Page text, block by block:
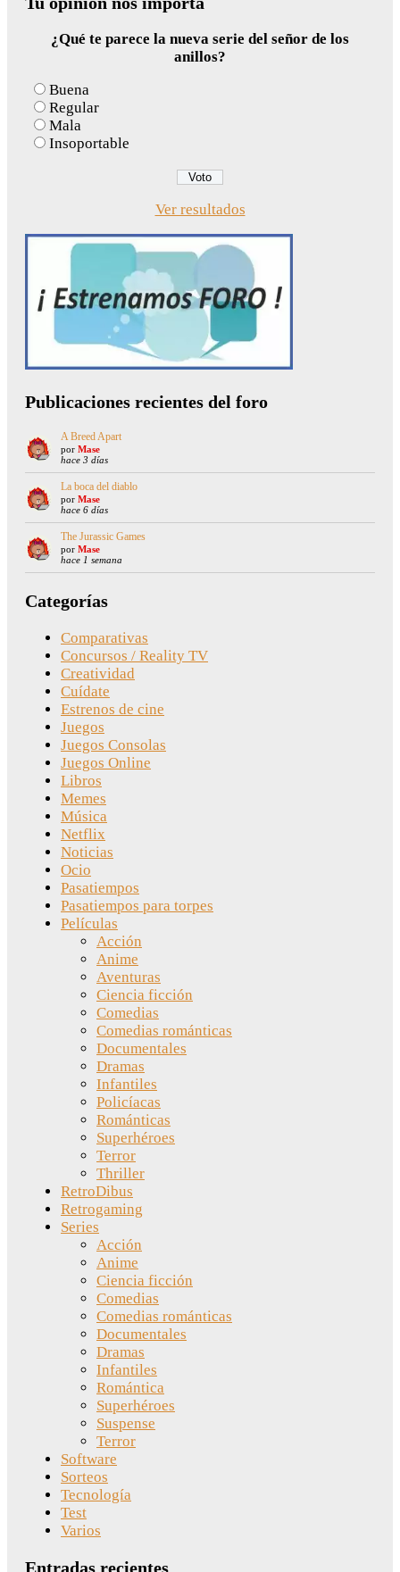
¿Qué te parece la nueva serie del señor de los
anillos?
Buena
Regular
Mala
Insoportable
Ver resultados
Publicaciones recientes del foro
A Breed Apart
por Mase
hace 3 días
La boca del diablo
por Mase
hace 6 días
The Jurassic Games
por Mase
hace 1 semana
Categorías
Comparativas
Concursos / Reality TV
Creatividad
Cuídate
Estrenos de cine
Juegos
Juegos Consolas
Juegos Online
Libros
Memes
Música
Netflix
Noticias
Ocio
Pasatiempos
Pasatiempos para torpes
Películas
Acción
Anime
Aventuras
Ciencia ficción
Comedias
Comedias románticas
Documentales
Dramas
Infantiles
Policíacas
Románticas
Superhéroes
Terror
Thriller
RetroDibus
Retrogaming
Series
Acción
Anime
Ciencia ficción
Comedias
Comedias románticas
Documentales
Dramas
Infantiles
Romántica
Superhéroes
Suspense
Terror
Software
Sorteos
Tecnología
Test
Varios
Entradas recientes